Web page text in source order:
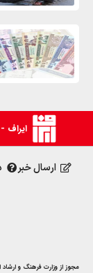
ایراف
ارسال خبر
مجوز از وزارت فرهنگ و ارشاد